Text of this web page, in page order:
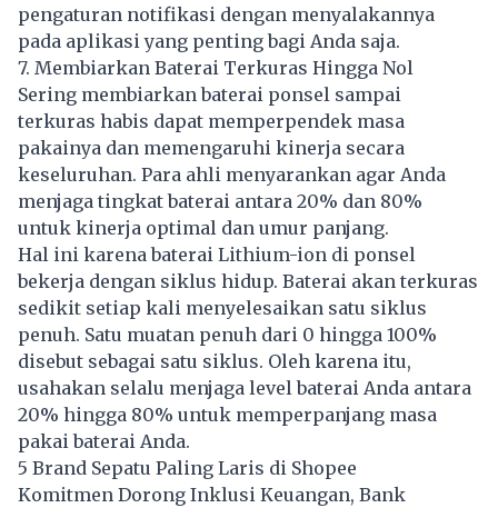
pengaturan notifikasi dengan menyalakannya
pada aplikasi yang penting bagi Anda saja.
7. Membiarkan Baterai Terkuras Hingga Nol
Sering membiarkan baterai ponsel sampai
terkuras habis dapat memperpendek masa
pakainya dan memengaruhi kinerja secara
keseluruhan. Para ahli menyarankan agar Anda
menjaga tingkat baterai antara 20% dan 80%
untuk kinerja optimal dan umur panjang.
Hal ini karena baterai Lithium-ion di ponsel
bekerja dengan siklus hidup. Baterai akan terkuras
sedikit setiap kali menyelesaikan satu siklus
penuh. Satu muatan penuh dari 0 hingga 100%
disebut sebagai satu siklus. Oleh karena itu,
usahakan selalu menjaga level baterai Anda antara
20% hingga 80% untuk memperpanjang masa
pakai baterai Anda.
5 Brand Sepatu Paling Laris di Shopee
Komitmen Dorong Inklusi Keuangan, Bank